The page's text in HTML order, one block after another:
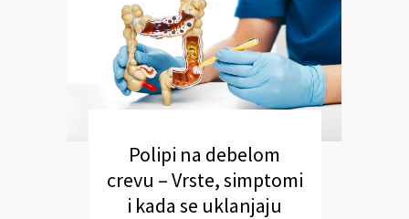
Polipi na debelom
crevu – Vrste, simptomi
i kada se uklanjaju